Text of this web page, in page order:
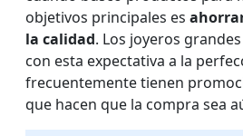
objetivos principales es
la calidad. Los joyeros
con esta expectativa a la
frecuentemente tienen
que hacen que la compra sea